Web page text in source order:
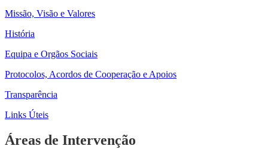
Missão, Visão e Valores
História
Equipa e Orgãos Sociais
Protocolos, Acordos de Cooperação e Apoios
Transparência
Links Úteis
Áreas de Intervenção